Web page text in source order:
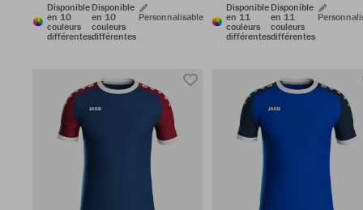
Disponible
en 10
couleurs
différentes
Disponible
en 10
couleurs
différentes
Personnalisable
Disponible
en 11
couleurs
différentes
Disponible
en 11
couleurs
différentes